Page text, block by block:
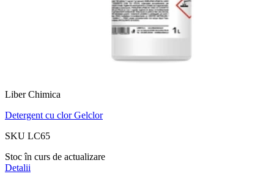
Liber Chimica
Detergent cu clor Gelclor
SKU LC65
Stoc în curs de actualizare
Detalii